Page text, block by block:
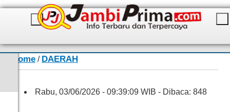
Home / DAERAH
Rabu, 03/06/2026 - 09:39:09 WIB - Dibaca: 848